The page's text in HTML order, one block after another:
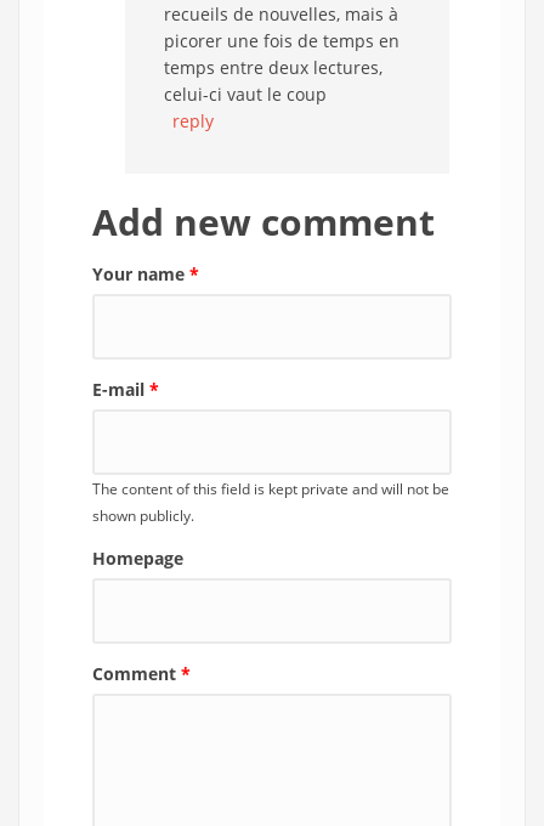
recueils de nouvelles, mais à
picorer une fois de temps en
temps entre deux lectures,
celui-ci vaut le coup
reply
Add new comment
Your name *
E-mail *
The content of this field is kept private and will not be
shown publicly.
Homepage
Comment *